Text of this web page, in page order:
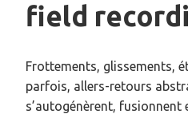
field
Frottements, glissements,
parfois, allers-retours
s’autogénèrent,